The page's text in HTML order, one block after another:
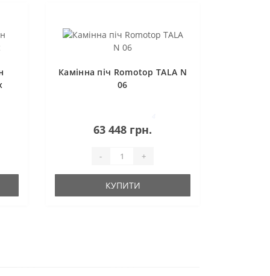
Камінна піч Romotop TALA N
06
63 448 грн.
- +
КУПИТИ